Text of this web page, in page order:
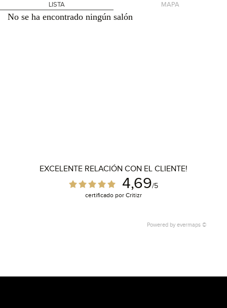
LISTA MAPA
No se ha encontrado ningún salón
EXCELENTE RELACIÓN CON EL CLIENTE!
4,69/5
certificado por Critizr
Powered by evermaps ©